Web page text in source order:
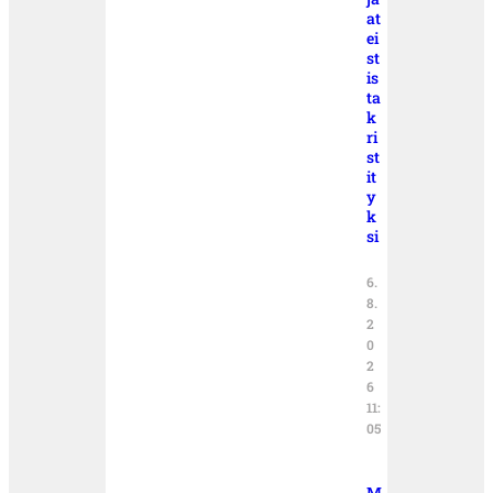
at
ei
st
is
ta
k
ri
st
it
y
k
si
6.
8.
2
0
2
6
11:
05